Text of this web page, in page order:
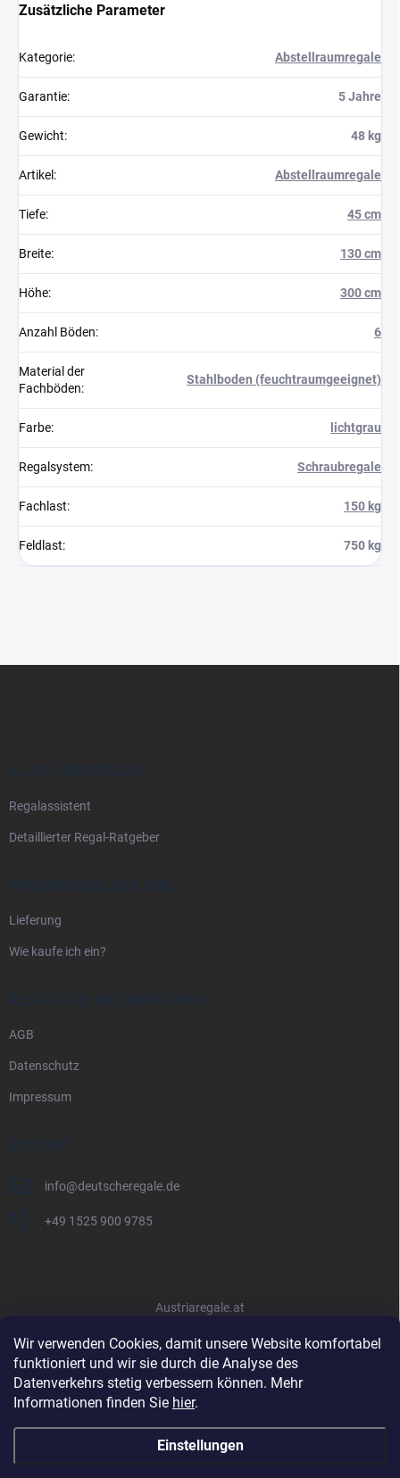
Wir verwenden Cookies, damit unsere Website komfortabel
funktioniert und wir sie durch die Analyse des
Datenverkehrs stetig verbessern können. Mehr
Informationen finden Sie hier.
Einstellungen
Zusätzliche Parameter
Kategorie: Abstellraumregale
Garantie: 5 Jahre
Gewicht: 48 kg
Artikel : Abstellraumregale
Tiefe: 45 cm
Breite: 130 cm
Höhe: 300 cm
Anzahl Böden: 6
Material der
Fachböden:
Stahlboden (feuchtraumgeeignet)
Farbe: lichtgrau
Regalsystem: Schraubregale
Fachlast: 150 kg
Feldlast: 750 kg
ALLES ÜBER REGALE
Regalassistent
Detaillierter Regal-Ratgeber
VERSAND UND ZAHLUNG
Lieferung
Wie kaufe ich ein?
RECHTLICHE INFORMATIONEN
AGB
Datenschutz
Impressum
KONTAKT
info@deutscheregale.de
+49 1525 900 9785
Austriaregale.at